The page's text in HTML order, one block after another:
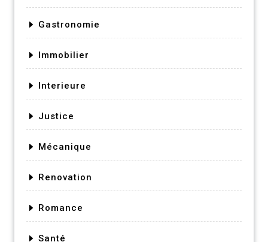
Gastronomie
Immobilier
Interieure
Justice
Mécanique
Renovation
Romance
Santé